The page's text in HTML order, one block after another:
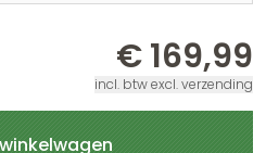
€ 169,99
incl. btw excl. verzending